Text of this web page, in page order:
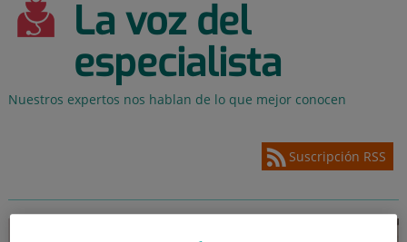
La voz del
especialista
Nuestros expertos nos hablan de lo que mejor conocen
Suscripción RSS